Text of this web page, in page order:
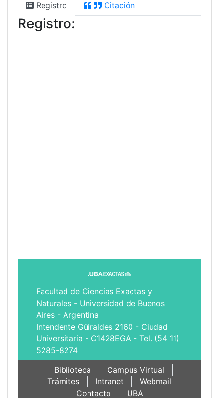
Registro Citación
Registro:
Facultad de Ciencias Exactas y
Naturales - Universidad de Buenos
Aires - Argentina
Intendente Güiraldes 2160 - Ciudad
Universitaria - C1428EGA - Tel. (54 11)
5285-8274
Biblioteca
Campus Virtual
Trámites
Intranet
Webmail
Contacto
UBA